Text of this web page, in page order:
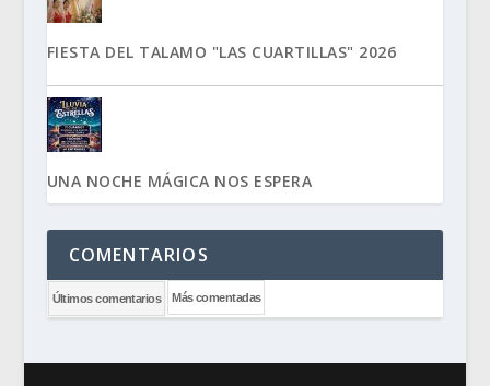
FIESTA DEL TALAMO "LAS CUARTILLAS" 2026
UNA NOCHE MÁGICA NOS ESPERA
COMENTARIOS
Últimos comentarios Más comentadas